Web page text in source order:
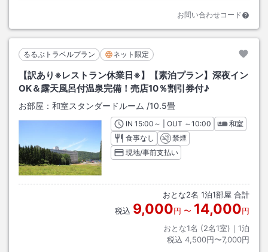
お問い合わせコード
るるぶトラベルプラン ネット限定
【訳あり※レストラン休業日※】【素泊プラン】深夜イン
OK＆露天風呂付温泉完備！売店10％割引券付♪
お部屋： 和室スタンダードルーム /10.5畳
INチェックイン
15:00 ～ | OUT チェックアウト
～10:00
和室
食事なし
禁煙
現地/事前支払い
おとな2名 1泊1部屋 合計
税込 9,000円 〜 14,000円
おとな1名 (2名1室)｜ 1泊
税込 4,500円〜7,000円